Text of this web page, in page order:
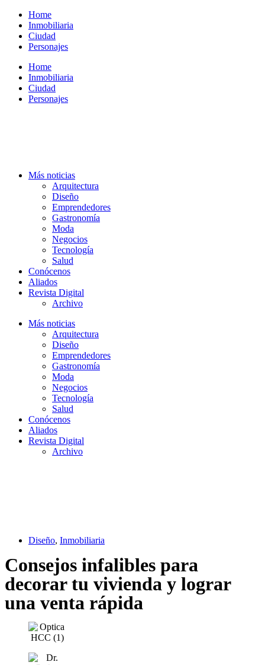
contenido
Home
Inmobiliaria
Ciudad
Personajes
Home
Inmobiliaria
Ciudad
Personajes
Más noticias
Arquitectura
Diseño
Emprendedores
Gastronomía
Moda
Negocios
Tecnología
Salud
Conócenos
Aliados
Revista Digital
Archivo
Más noticias
Arquitectura
Diseño
Emprendedores
Gastronomía
Moda
Negocios
Tecnología
Salud
Conócenos
Aliados
Revista Digital
Archivo
Diseño, Inmobiliaria
Consejos infalibles para
decorar tu vivienda y lograr
una venta rápida